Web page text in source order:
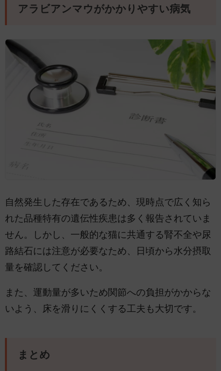
アラビアンマウがかかりやすい病気
自然発生した存在であるため、現時点で広く知ら
れた品種特有の遺伝性疾患は多く報告されていま
せん。しかし、一般的な猫に共通する腎不全や尿
路結石には注意が必要なため、日頃から水分摂取
量を確認してください。
また、運動量が多いため関節への負担がかからな
いよう、床を滑りにくくする工夫も大切です。
まとめ